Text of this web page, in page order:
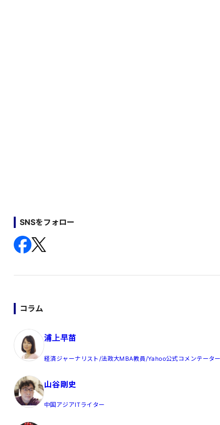
SNSをフォロー
コラム
浦上早苗
経済ジャーナリスト/法政大MBA教員/Yahoo公式コメンテータ
山谷剛史
中国アジアITライター